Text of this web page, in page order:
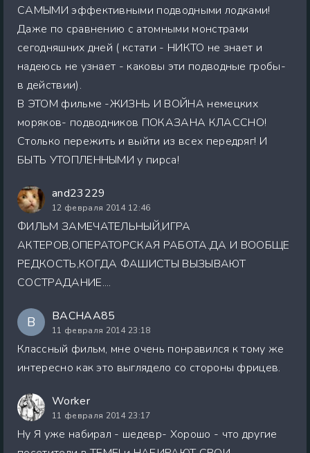
САМЫМИ эффективными подводными лодками!
Даже по сравнению с атомными монстрами
сегодняшних дней ( кстати - НИКТО не знает и
надеюсь не узнает - каковы эти подводные гробы-
в действии).
В ЭТОМ фильме -ЖИЗНЬ И ВОЙНА немецких
моряков- подводников ПОКАЗАНА КЛАССНО!
Столько пережить и выйти из всех передряг! И
БЫТЬ УТОПЛЕННЫМИ у пирса!
and23229
12 февраля 2014 12:46
ФИЛЬМ ЗАМЕЧАТЕЛЬНЫЙ,ИГРА
АКТЕРОВ,ОПЕРАТОРСКАЯ РАБОТА.ДА И ВООБЩЕ
РЕДКОСТЬ,КОГДА ФАШИСТЫ ВЫЗЫВАЮТ
СОСТРАДАНИЕ....
B BACHAA85
11 февраля 2014 23:18
Классный фильм, мне очень понравился к тому же
интересно как это выглядело со стороны фрицев.
Worker
11 февраля 2014 23:17
Ну Я уже набирал - шедевр- Хорошо - что другие